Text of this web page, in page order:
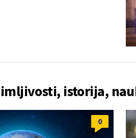
istorija,
0